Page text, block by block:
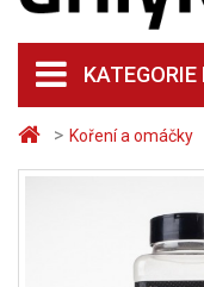
> Koření a omáčky
KATEGORIE